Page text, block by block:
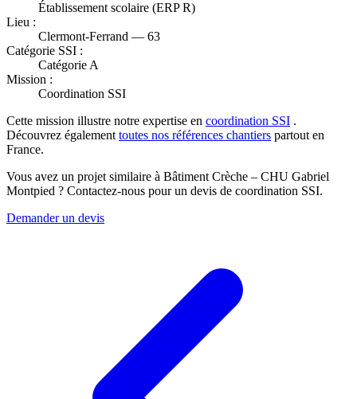
Établissement scolaire (ERP R)
Lieu :
Clermont-Ferrand — 63
Catégorie SSI :
Catégorie A
Mission :
Coordination SSI
Cette mission illustre notre expertise en coordination SSI .
Découvrez également toutes nos références chantiers partout en
France.
Vous avez un projet similaire à Bâtiment Crèche – CHU Gabriel
Montpied ? Contactez-nous pour un devis de coordination SSI.
Demander un devis